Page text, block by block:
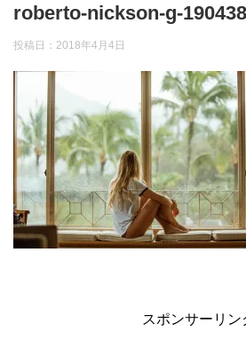
roberto-nickson-g-
投稿日： 2018年4月4日
スポンサーリン